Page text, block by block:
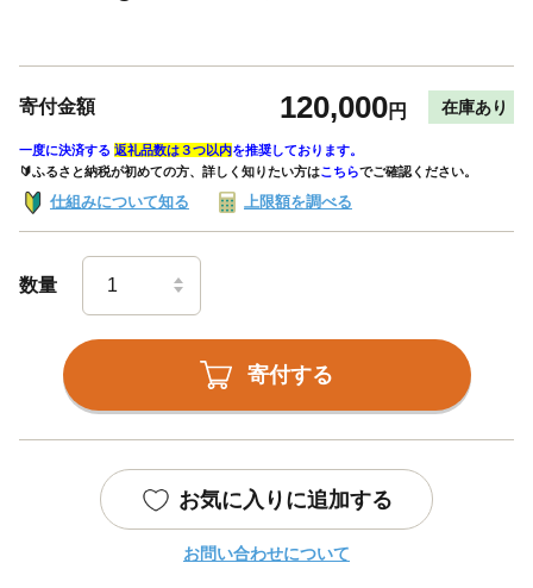
寄付金額 120,000円 在庫あり
一度に決済する 返礼品数は３つ以内を推奨しております。
🔰ふるさと納税が初めての方、詳しく知りたい方はこちらでご確認ください。
仕組みについて知る 上限額を調べる
数量
寄付する
お気に入りに追加する
お問い合わせについて